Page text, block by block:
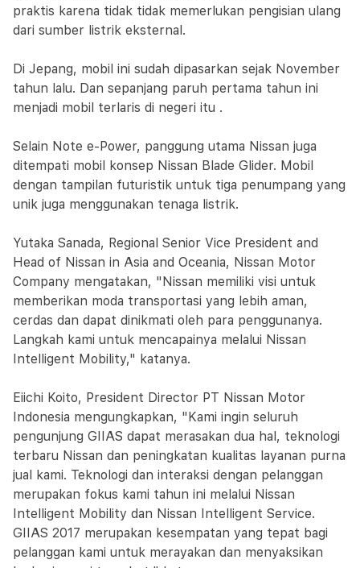
praktis karena tidak tidak memerlukan pengisian ulang
dari sumber listrik eksternal.
Di Jepang, mobil ini sudah dipasarkan sejak November
tahun lalu. Dan sepanjang paruh pertama tahun ini
menjadi mobil terlaris di negeri itu .
Selain Note e-Power, panggung utama Nissan juga
ditempati mobil konsep Nissan Blade Glider. Mobil
dengan tampilan futuristik untuk tiga penumpang yang
unik juga menggunakan tenaga listrik.
Yutaka Sanada, Regional Senior Vice President and
Head of Nissan in Asia and Oceania, Nissan Motor
Company mengatakan, "Nissan memiliki visi untuk
memberikan moda transportasi yang lebih aman,
cerdas dan dapat dinikmati oleh para penggunanya.
Langkah kami untuk mencapainya melalui Nissan
Intelligent Mobility," katanya.
Eiichi Koito, President Director PT Nissan Motor
Indonesia mengungkapkan, "Kami ingin seluruh
pengunjung GIIAS dapat merasakan dua hal, teknologi
terbaru Nissan dan peningkatan kualitas layanan purna
jual kami. Teknologi dan interaksi dengan pelanggan
merupakan fokus kami tahun ini melalui Nissan
Intelligent Mobility dan Nissan Intelligent Service.
GIIAS 2017 merupakan kesempatan yang tepat bagi
pelanggan kami untuk merayakan dan menyaksikan